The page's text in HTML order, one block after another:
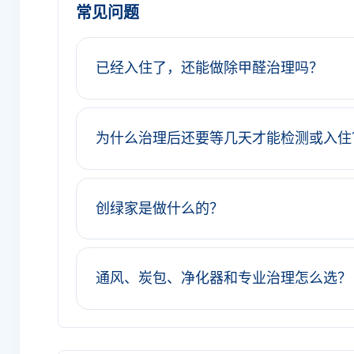
常见问题
已经入住了，还能做除甲醛治理吗？
为什么治理后还要等几天才能检测或入
创绿家是做什么的？
通风、炭包、净化器和专业治理怎么选？